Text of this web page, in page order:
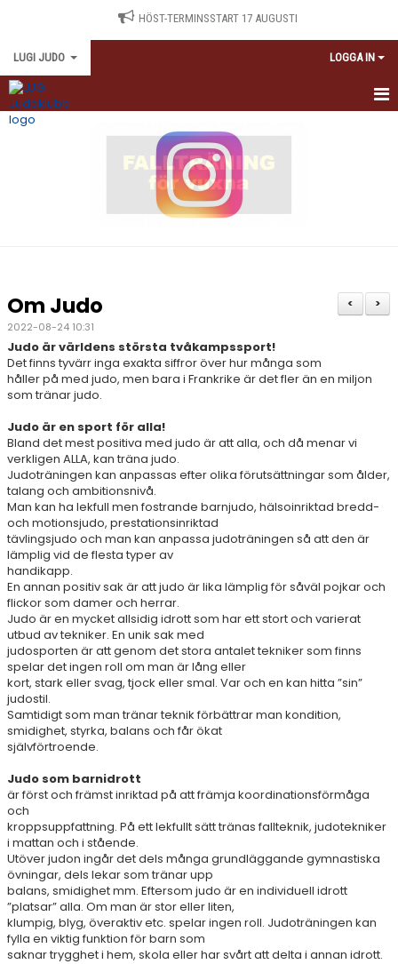
HÖST-TERMINSSTART 17 AUGUSTI
LUGI JUDO LOGGA IN
HEM
KALENDARIUM
MEDLEMSINFORMATION
OM JUDO
OM KLUBBEN
GRADERA
KONTAKT
>
<
Om Judo
2022-08-24 10:31
Judo är världens största tvåkampssport!
Det finns tyvärr inga exakta siffror över hur många som
håller på med judo, men bara i Frankrike är det fler än en miljon
som tränar judo.
Judo är en sport för alla!
Bland det mest positiva med judo är att alla, och då menar vi
verkligen ALLA, kan träna judo.
Judoträningen kan anpassas efter olika förutsättningar som ålder,
talang och ambitionsnivå.
Man kan ha lekfull men fostrande barnjudo, hälsoinriktad bredd-
och motionsjudo, prestationsinriktad
tävlingsjudo och man kan anpassa judoträningen så att den är
lämplig vid de flesta typer av
handikapp.
En annan positiv sak är att judo är lika lämplig för såväl pojkar och
flickor som damer och herrar.
Judo är en mycket allsidig idrott som har ett stort och varierat
utbud av tekniker. En unik sak med
judosporten är att genom det stora antalet tekniker som finns
spelar det ingen roll om man är lång eller
kort, stark eller svag, tjock eller smal. Var och en kan hitta ”sin”
judostil.
Samtidigt som man tränar teknik förbättrar man kondition,
smidighet, styrka, balans och får ökat
självförtroende.
Judo som barnidrott
är först och främst inriktad på att främja koordinationsförmåga
och
kroppsuppfattning. På ett lekfullt sätt tränas fallteknik, judotekniker
i mattan och i stående.
Utöver judon ingår det dels många grundläggande gymnastiska
övningar, dels lekar som tränar upp
balans, smidighet mm. Eftersom judo är en individuell idrott
”platsar” alla. Om man är stor eller liten,
klumpig, blyg, överaktiv etc. spelar ingen roll. Judoträningen kan
fylla en viktig funktion för barn som
saknar trygghet i hem, skola eller har svårt att delta i annan idrott.